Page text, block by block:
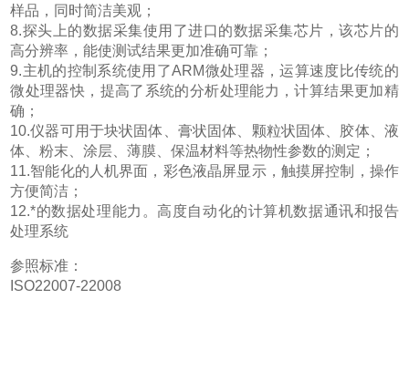
样品，同时简洁美观；
8.探头上的数据采集使用了进口的数据采集芯片，该芯片的
高分辨率，能使测试结果更加准确可靠；
9.主机的控制系统使用了ARM微处理器，运算速度比传统的
微处理器快，提高了系统的分析处理能力，计算结果更加精
确；
10.仪器可用于块状固体、膏状固体、颗粒状固体、胶体、液
体、粉末、涂层、薄膜、保温材料等热物性参数的测定；
11.智能化的人机界面，彩色液晶屏显示，触摸屏控制，操作
方便简洁；
12.*的数据处理能力。高度自动化的计算机数据通讯和报告
处理系统
参照标准：
ISO22007-22008